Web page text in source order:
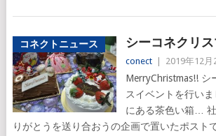
コネクトニュース シーコネクリ
conect 2019年12月
MerryChristmas!! シ
スイベントを行い
にある茶色い箱…
りがとうを送り合おうの企画で置いたポスト